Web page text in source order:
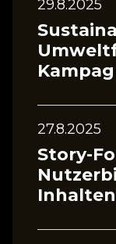
29.8.2025
27.8.2025
Story-